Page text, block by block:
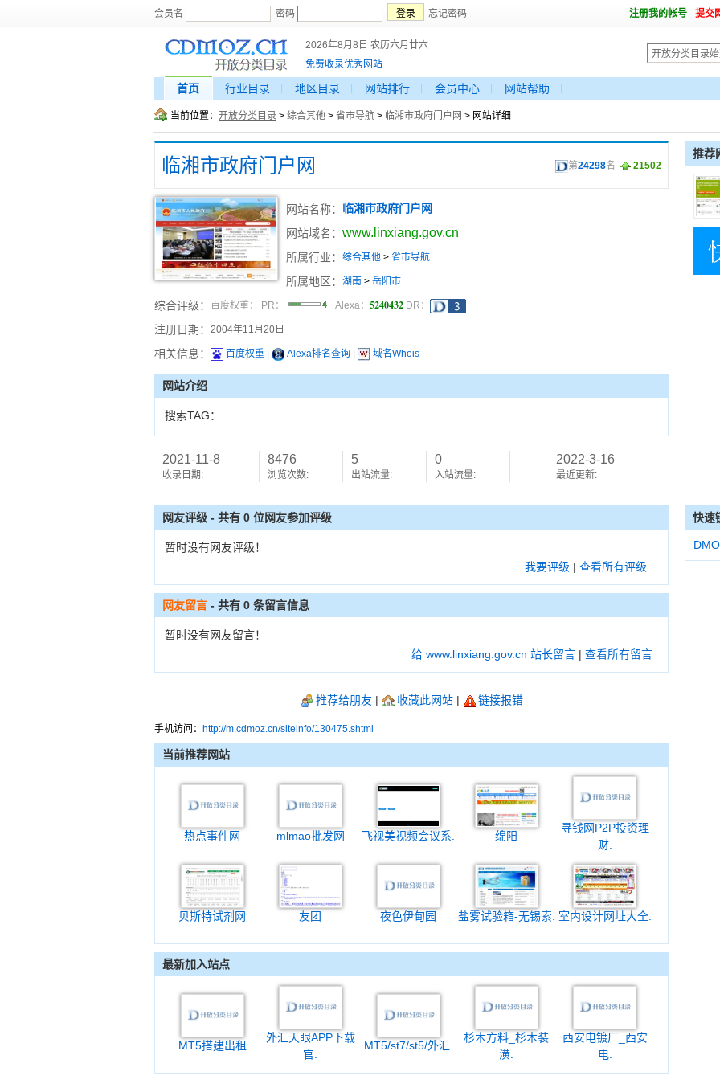
会员名 密码 忘记密码 注册我的帐号 - 提交
2026年8月8日 农历六月廿六
免费收录优秀网站
首页 行业目录 地区目录 网站排行 会员中心 网站帮助
当前位置： 开放分类目录 > 综合其他 > 省市导航 > 临湘市政府门户网 > 网站详细
临湘市政府门户网 第24298名 21502
网站名称： 临湘市政府门户网
网站域名： www.linxiang.gov.cn
所属行业： 综合其他 > 省市导航
所属地区： 湖南 > 岳阳市
综合评级： 百度权重： PR： Alexa： 5240432 DR：
注册日期： 2004年11月20日
相关信息： 百度权重 Alexa排名查询 域名Whois
网站介绍
搜索TAG：
2021-11-8
收录日期:
8476
浏览次数:
5
出站流量:
0
入站流量:
2022-3-16
最近更新:
推荐
网友评级 - 共有 0 位网友参加评级
暂时没有网友评级！
我要评级 | 查看所有评级
网友留言 - 共有 0 条留言信息
暂时没有网友留言！
给 www.linxiang.gov.cn 站长留言 | 查看所有留言
推荐给朋友 | 收藏此网站| 链接报错
手机访问： http://m.cdmoz.cn/siteinfo/130475.shtml
当前推荐网站
热点事件网 mlmao批发网 飞视美视频会议系. 绵阳
寻钱网P2P投资理
财.
贝斯特试剂网 友团 夜色伊甸园 盐雾试验箱-无锡索. 室内设计网址大全.
最新加入站点
MT5搭建出租
外汇天眼APP下载
官.
MT5/st7/st5/外汇.
杉木方料_杉木装
潢.
西安电镀厂_西安
电.
快速